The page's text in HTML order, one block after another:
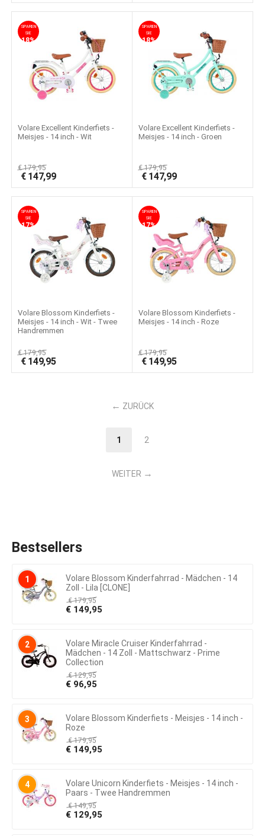
SPAREN
SIE
18%
Volare Excellent Kinderfiets -
Meisjes - 14 inch - Wit
€179,95
€ 147,99
SPAREN
SIE
18%
Volare Excellent Kinderfiets -
Meisjes - 14 inch - Groen
€179,95
€ 147,99
SPAREN
SIE
17%
Volare Blossom Kinderfiets -
Meisjes - 14 inch - Wit - Twee
Handremmen
€179,95
€ 149,95
SPAREN
SIE
17%
Volare Blossom Kinderfiets -
Meisjes - 14 inch - Roze
€179,95
€ 149,95
ZURÜCK
1 2
WEITER
Bestsellers
1
Volare Blossom Kinderfahrrad - Mädchen - 14
Zoll - Lila [CLONE]
€179,95
€ 149,95
2
Volare Miracle Cruiser Kinderfahrrad -
Mädchen - 14 Zoll - Mattschwarz - Prime
Collection
€129,95
€ 96,95
3
Volare Blossom Kinderfiets - Meisjes - 14 inch -
Roze
€179,95
€ 149,95
4
Volare Unicorn Kinderfiets - Meisjes - 14 inch -
Paars - Twee Handremmen
€149,95
€ 129,95